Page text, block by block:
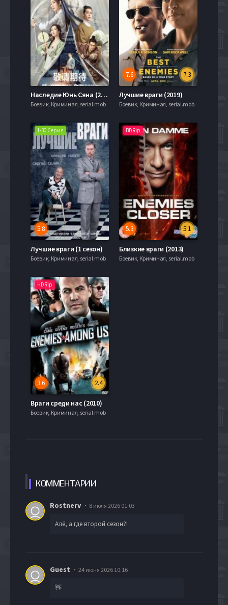
Наследие Юнь Сяна (2023)
Боевик, Криминал, serial.mob
7.3
7.6
Лучшие враги (2019)
Боевик, Криминал, serial.mob
1-30 Серия
5.8
Лучшие враги (1 сезон)
Боевик, Криминал, serial.mob
BDRip
5.1
5.3
Близкие враги (2013)
Боевик, Криминал, serial.mob
HDRip
2.4
3.6
Враги среди нас (2010)
Боевик, Криминал, serial.mob
КОММЕНТАРИИ
Rostnerv 8 июля 2026 01:03
Алё, а где второй сезон?!
Guest 24 июня 2026 10:16
👋